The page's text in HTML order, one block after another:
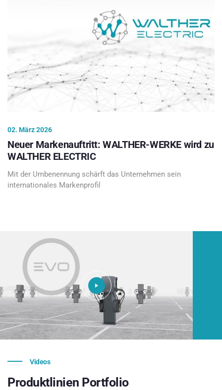
02. März 2026
Neuer Markenauftritt: WALTHER-WERKE wird zu
WALTHER ELECTRIC
Mit der Umbenennung schärft das Unternehmen sein
internationales Markenprofil
Videos
Produktlinien Portfolio